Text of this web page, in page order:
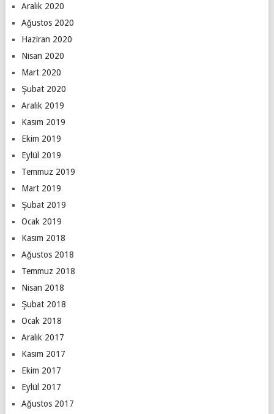
Aralık 2020
Ağustos 2020
Haziran 2020
Nisan 2020
Mart 2020
Şubat 2020
Aralık 2019
Kasım 2019
Ekim 2019
Eylül 2019
Temmuz 2019
Mart 2019
Şubat 2019
Ocak 2019
Kasım 2018
Ağustos 2018
Temmuz 2018
Nisan 2018
Şubat 2018
Ocak 2018
Aralık 2017
Kasım 2017
Ekim 2017
Eylül 2017
Ağustos 2017